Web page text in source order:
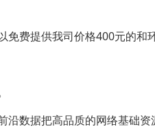
费提供我司价格400元的
数据把高品质的网络基础